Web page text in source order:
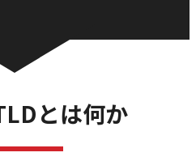
とは何か